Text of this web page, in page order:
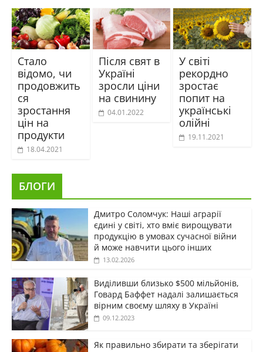
Стало
відомо, чи
продовжить
ся
зростання
цін на
продукти
18.04.2021
Після свят в
Україні
зросли ціни
на свинину
04.01.2022
У світі
рекордно
зростає
попит на
українські
олійні
19.11.2021
БЛОГИ
Дмитро Соломчук: Наші аграрії
єдині у світі, хто вміє вирощувати
продукцію в умовах сучасної війни
й може навчити цього інших
13.02.2026
Виділивши близько $500 мільйонів,
Говард Баффет надалі залишається
вірним своєму шляху в Україні
09.12.2023
Як правильно збирати та зберігати